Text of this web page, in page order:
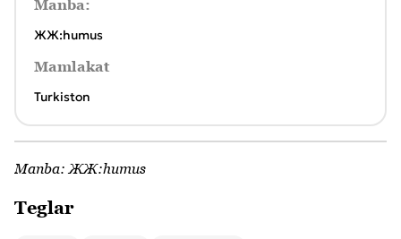
Manba:
ЖЖ:humus
Mamlakat
Turkiston
Manba: ЖЖ:humus
Teglar